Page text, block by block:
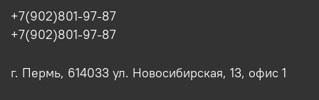
+7(902)801-97-87
+7(902)801-97-87
г. Пермь, 614033 ул. Новосибирская, 13, офис 1